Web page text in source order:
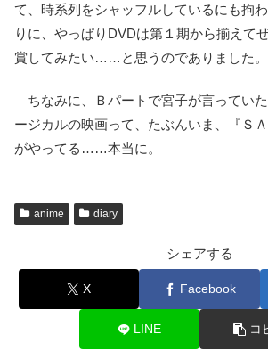
て、時系列をシャッフルしているにも拘
りに、やっぱりDVDは第１期から揃えて
賞してみたい……と思うのでありました。
ちなみに、Ｂパートで宮子が言ってい
ージカルの映画って、たぶんいま、『Ｓ
がやってる……本当に。
anime diary
シェアする
X Facebook
LINE コ